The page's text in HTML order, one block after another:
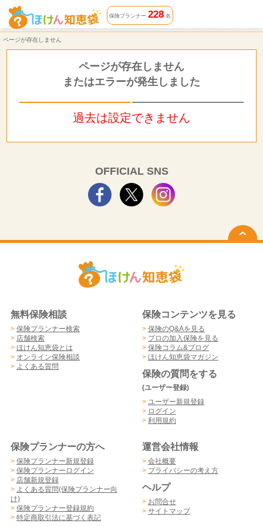
ページが存在しません | ほけん知恵袋
保険プランナー 228名
ページが存在しません
ページが存在しません
またはエラーが発生しました
過去は設定できません
OFFICIAL SNS
無料保険相談
> 保険プランナー検索
> 店舗検索
> ほけん知恵袋とは
> オンライン保険相談
> よくある質問
保険コンテンツを見る
> 保険のQ&Aを見る
> プロの加入保険を見る
> 保険コラム&ブログ
> ほけん知恵袋マガジン
保険の質問をする
(ユーザー登録)
> ユーザー新規登録
> ログイン
> 利用規約
保険プランナーの方へ
> 保険プランナー新規登録
> 保険プランナーログイン
> 店舗新規登録
> よくある質問(保険プランナー向
け)
> 保険プランナー登録規約
> 特定商取引法に基づく表記
運営会社情報
> 会社概要
> プライバシーの考え方
ヘルプ
> お問合せ
> サイトマップ